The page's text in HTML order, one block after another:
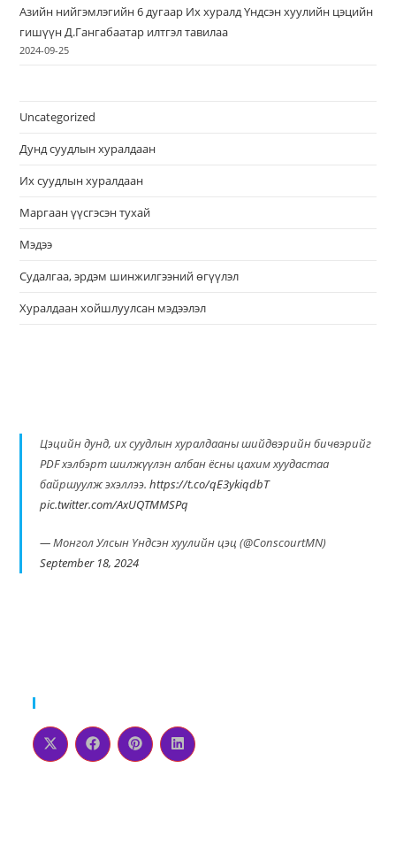
Азийн нийгэмлэгийн 6 дугаар Их хуралд Үндсэн хуулийн цэцийн
гишүүн Д.Гангабаатар илтгэл тавилаа
2024-09-25
Uncategorized
Дунд суудлын хуралдаан
Их суудлын хуралдаан
Маргаан үүсгэсэн тухай
Мэдээ
Судалгаа, эрдэм шинжилгээний өгүүлэл
Хуралдаан хойшлуулсан мэдээлэл
Цэцийн дунд, их суудлын хуралдааны шийдвэрийн бичвэрийг
PDF хэлбэрт шилжүүлэн албан ёсны цахим хуудастаа
байршуулж эхэллээ.https://t.co/qE3ykiqdbT
pic.twitter.com/AxUQTMMSPq
— Монгол Улсын Үндсэн хуулийн цэц (@ConscourtMN)
September 18, 2024